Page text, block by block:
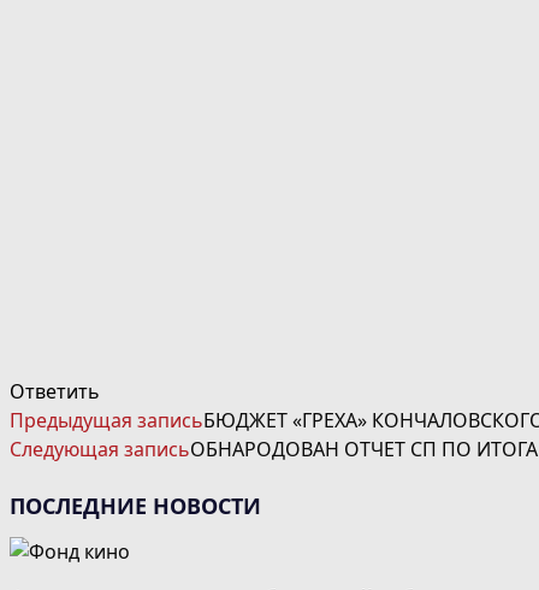
Ответить
ЧИТАТЬ
ДАЛЕЕ
СТАТЬИ
Предыдущая записьБЮДЖЕТ «ГРЕХА»
Следующая записьОБНАРОДОВАН ОТЧЕТ СП ПО
ПОСЛЕДНИЕ НОВОСТИ